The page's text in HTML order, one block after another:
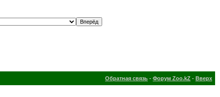
Обратная связь - Форум Zoo.kZ - Вверх